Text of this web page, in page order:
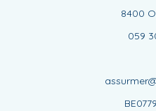
8400
059